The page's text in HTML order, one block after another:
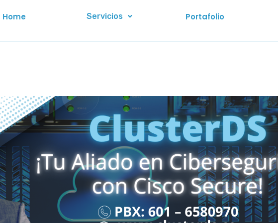
Home Servicios Portafolio